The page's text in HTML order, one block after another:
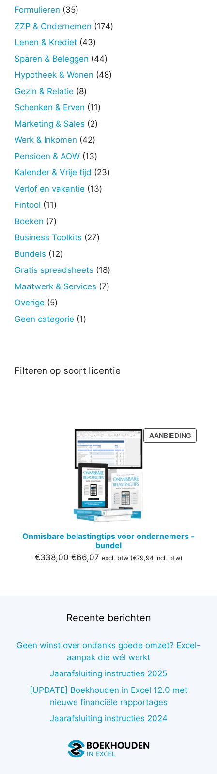
producten
Formulieren 3535
producten
ZZP & Ondernemen 174174
Lenen & Krediet 4343
producten
Sparen & Beleggen 4444
producten
Hypotheek & Wonen 4848
Gezin & Relatie 88
producten
Schenken & Erven 1111
Marketing & Sales 22
Werk & Inkomen 4242
producten
Pensioen & AOW 1313
producten
Kalender & Vrije tijd 2323
Verlof en vakantie 1313
Fintool 1111
producten
Boeken 77
producten
Business Toolkits 2727
Bundels 1212
producten
Gratis spreadsheets 1818
producten
Maatwerk & Services 77
Overige 55
producten
Geen categorie 11
Filteren op soort licentie
AANBIEDING
IN
Onmisbare belastingtips voor ondernemers -
bundel
€338,00 Oorspronkelijke
€66,07Huidige
excl. btw (€79,94incl. btw)
Recente berichten
Geen winst over ondanks goede omzet? Excel-
aanpak die wél werkt
Jaarafsluiting instructies 2025
[UPDATE] Boekhouden in Excel 12.0 met
nieuwe financiële rapportages
Jaarafsluiting instructies 2024